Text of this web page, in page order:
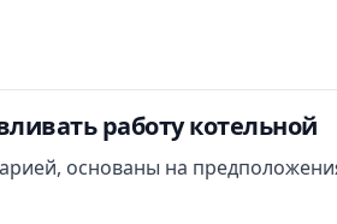
работу котельной
основаны на